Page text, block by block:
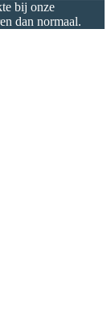
bij onze
dan normaal.